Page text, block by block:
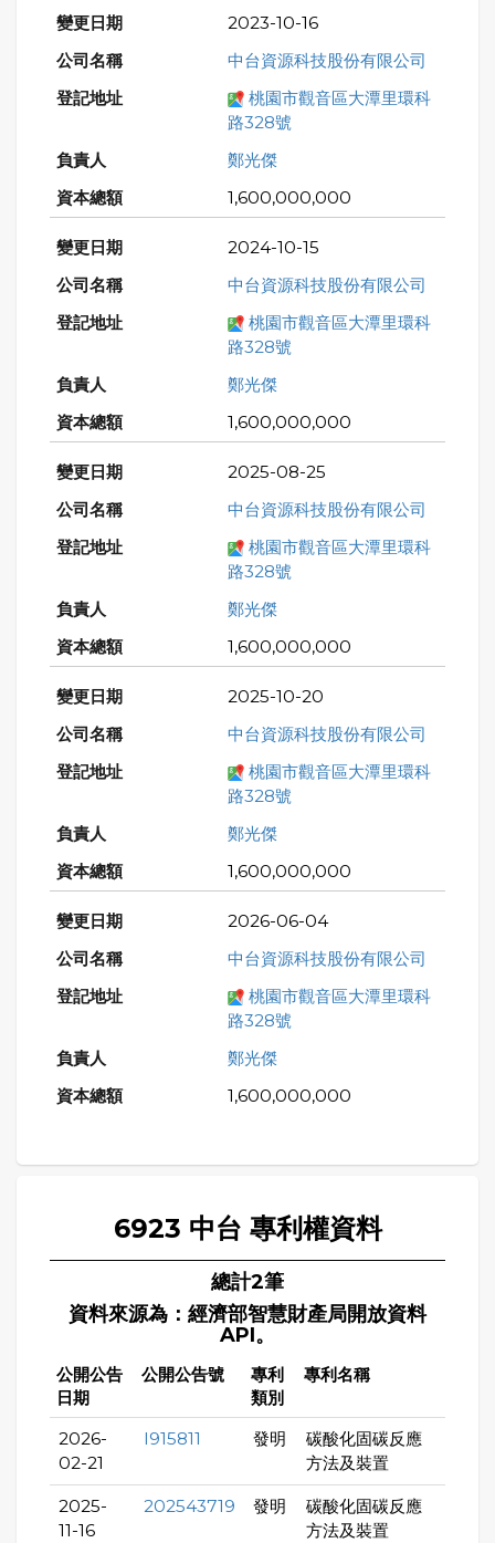
2023-10-16
中台資源科技股份有限公司
桃園市觀音區大潭里環科
路328號
鄭光傑
1,600,000,000
2024-10-15
中台資源科技股份有限公司
桃園市觀音區大潭里環科
路328號
鄭光傑
1,600,000,000
2025-08-25
中台資源科技股份有限公司
桃園市觀音區大潭里環科
路328號
鄭光傑
1,600,000,000
2025-10-20
中台資源科技股份有限公司
桃園市觀音區大潭里環科
路328號
鄭光傑
1,600,000,000
2026-06-04
中台資源科技股份有限公司
桃園市觀音區大潭里環科
路328號
鄭光傑
1,600,000,000
6923 中台 專利權資料
總計2筆
資料來源為：經濟部智慧財產局開放資料
API。
公開公告
日期
公開公告號
專利
類別
專利名稱
2026-
02-21
I915811 發明
碳酸化固碳反應
方法及裝置
2025-
11-16
202543719 發明
碳酸化固碳反應
方法及裝置